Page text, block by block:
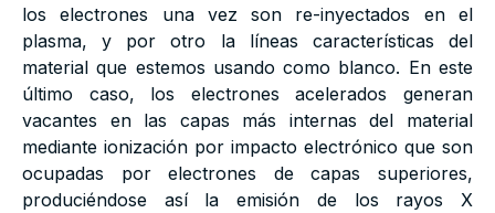
los electrones una vez son re-inyectados en el
plasma, y por otro la líneas características del
material que estemos usando como blanco. En este
último caso, los electrones acelerados generan
vacantes en las capas más internas del material
mediante ionización por impacto electrónico que son
ocupadas por electrones de capas superiores,
produciéndose así la emisión de los rayos X